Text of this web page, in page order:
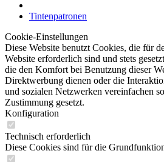
Tintenpatronen
Cookie-Einstellungen
Diese Website benutzt Cookies, die für
Website erforderlich sind und stets
die den Komfort bei Benutzung dieser
Direktwerbung dienen oder die
und sozialen Netzwerken vereinfachen
Zustimmung gesetzt.
Konfiguration
Technisch erforderlich
Diese Cookies sind für die